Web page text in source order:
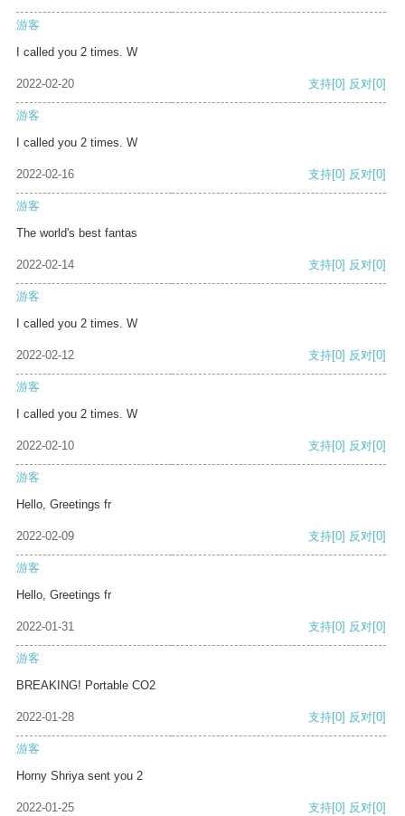
游客
I called you 2 times. W
2022-02-20 支持[0] 反对[0]
游客
I called you 2 times. W
2022-02-16 支持[0] 反对[0]
游客
The world's best fantas
2022-02-14 支持[0] 反对[0]
游客
I called you 2 times. W
2022-02-12 支持[0] 反对[0]
游客
I called you 2 times. W
2022-02-10 支持[0] 反对[0]
游客
Hello, Greetings fr
2022-02-09 支持[0] 反对[0]
游客
Hello, Greetings fr
2022-01-31 支持[0] 反对[0]
游客
BREAKING! Portable CO2
2022-01-28 支持[0] 反对[0]
游客
Horny Shriya sent you 2
2022-01-25 支持[0] 反对[0]